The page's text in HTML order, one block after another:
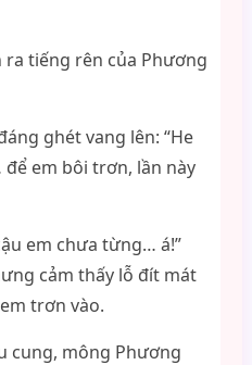
tiếng rên của Phương
ghét vang lên: “He
em bôi trơn, lần này
em chưa từng… á!”
cảm thấy lỗ đít mát
trơn vào.
cung, mông Phương